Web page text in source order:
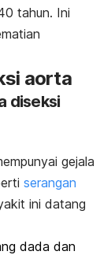
tahun. Ini
aorta
diseksi
gejala
serangan
ini datang
dada dan